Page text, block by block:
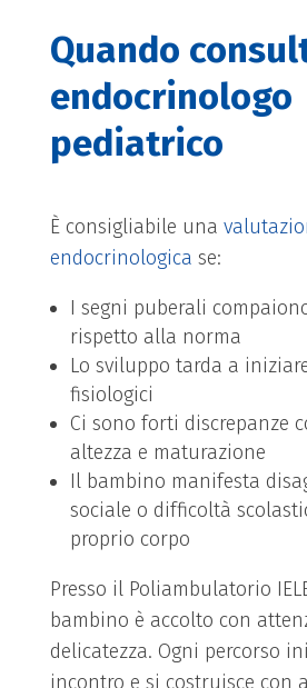
Quando
endocrinologo
pediatrico
È consigliabile una
endocrinologica se:
I segni puberali
rispetto alla norma
Lo sviluppo tarda a
fisiologici
Ci sono forti discrepanze
altezza e maturazione
Il bambino manifesta
sociale o difficoltà
proprio corpo
Presso il Poliambulatorio
bambino è accolto con
delicatezza. Ogni percorso
incontro e si costruisce con